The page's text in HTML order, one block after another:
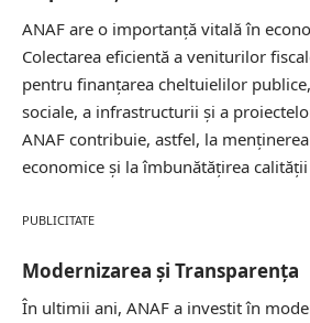
ANAF are o importanță vitală în
Colectarea eficientă a veniturilor
pentru finanțarea cheltuielilor
sociale, a infrastructurii și a
ANAF contribuie, astfel, la
economice și la îmbunătățirea
PUBLICITATE
Modernizarea și Transparența
În ultimii ani, ANAF a investit în